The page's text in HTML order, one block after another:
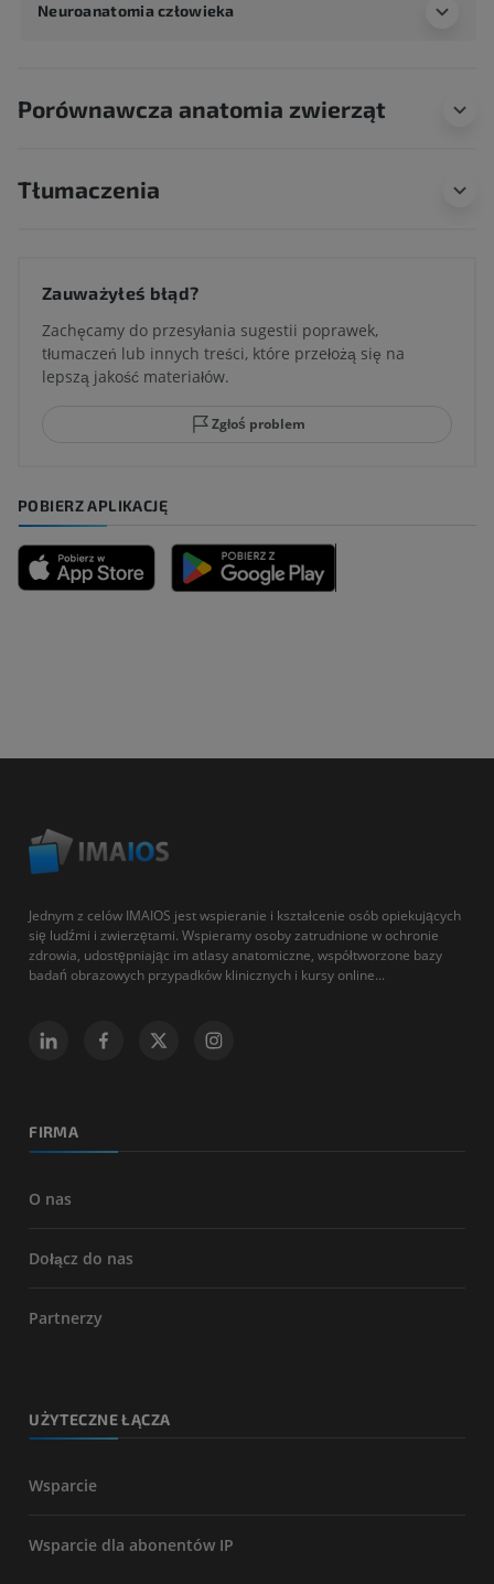
Neuroanatomia człowieka
Porównawcza anatomia zwierząt
Tłumaczenia
Zauważyłeś błąd?
Zachęcamy do przesyłania sugestii poprawek,
tłumaczeń lub innych treści, które przełożą się na
lepszą jakość materiałów.
Zgłoś problem
POBIERZ APLIKACJĘ
Jednym z celów IMAIOS jest wspieranie i kształcenie osób opiekujących
się ludźmi i zwierzętami. Wspieramy osoby zatrudnione w ochronie
zdrowia, udostępniając im atlasy anatomiczne, współtworzone bazy
badań obrazowych przypadków klinicznych i kursy online...
FIRMA
O nas
Dołącz do nas
Partnerzy
UŻYTECZNE ŁĄCZA
Wsparcie
Wsparcie dla abonentów IP